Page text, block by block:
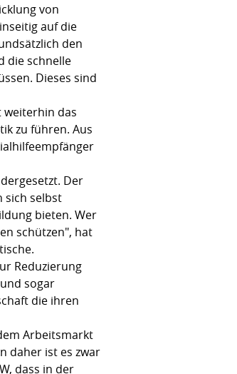
von
auf die
den
die schnelle
Dieses sind
weiterhin das
zu führen. Aus
Der
sich selbst
bieten. Wer
schützen", hat
Reduzierung
sogar
die ihren
Arbeitsmarkt
daher ist es zwar
dass in der